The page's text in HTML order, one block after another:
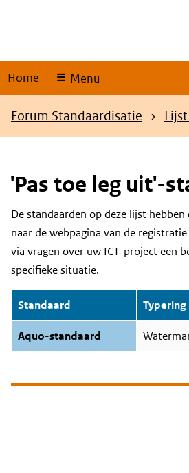
Home Menu
Kruimelpad
Forum Standaardisatie
'Pas toe leg uit'-
Content
De standaarden op deze lijst hebben
naar de webpagina van de
via vragen over uw ICT-project een
specifieke situatie.
Standaard Typering
Aquo-standaard